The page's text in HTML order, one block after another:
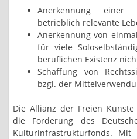
Anerkennung einer
betrieblich relevante
Anerkennung von
für viele
beruflichen Existenz
Schaffung von
bzgl. der
Die Allianz der Freien
die Forderung des
Kulturinfrastrukturfonds.